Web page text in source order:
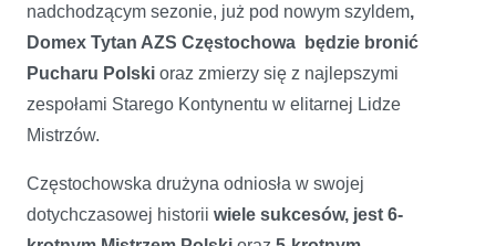
nadchodzącym sezonie, już pod nowym szyldem,
Domex Tytan AZS Częstochowa będzie bronić
Pucharu Polski oraz zmierzy się z najlepszymi
zespołami Starego Kontynentu w elitarnej Lidze
Mistrzów.
Częstochowska drużyna odniosła w swojej
dotychczasowej historii wiele sukcesów, jest 6-